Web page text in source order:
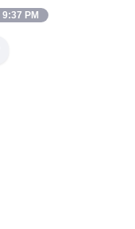
9:37 PM